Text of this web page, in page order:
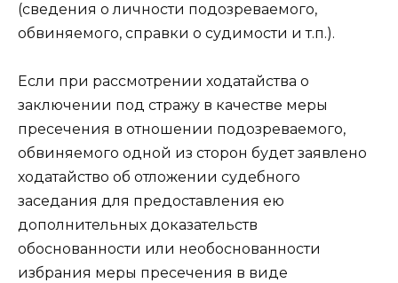
(сведения о личности подозреваемого,
обвиняемого, справки о судимости и т.п.).
Если при рассмотрении ходатайства о
заключении под стражу в качестве меры
пресечения в отношении подозреваемого,
обвиняемого одной из сторон будет заявлено
ходатайство об отложении судебного
заседания для предоставления ею
дополнительных доказательств
обоснованности или необоснованности
избрания меры пресечения в виде